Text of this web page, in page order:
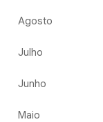
Agosto
Julho
Junho
Maio